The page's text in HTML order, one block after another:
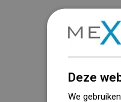
Deze
We